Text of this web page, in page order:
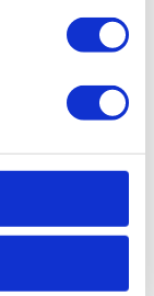
og truet
og
og